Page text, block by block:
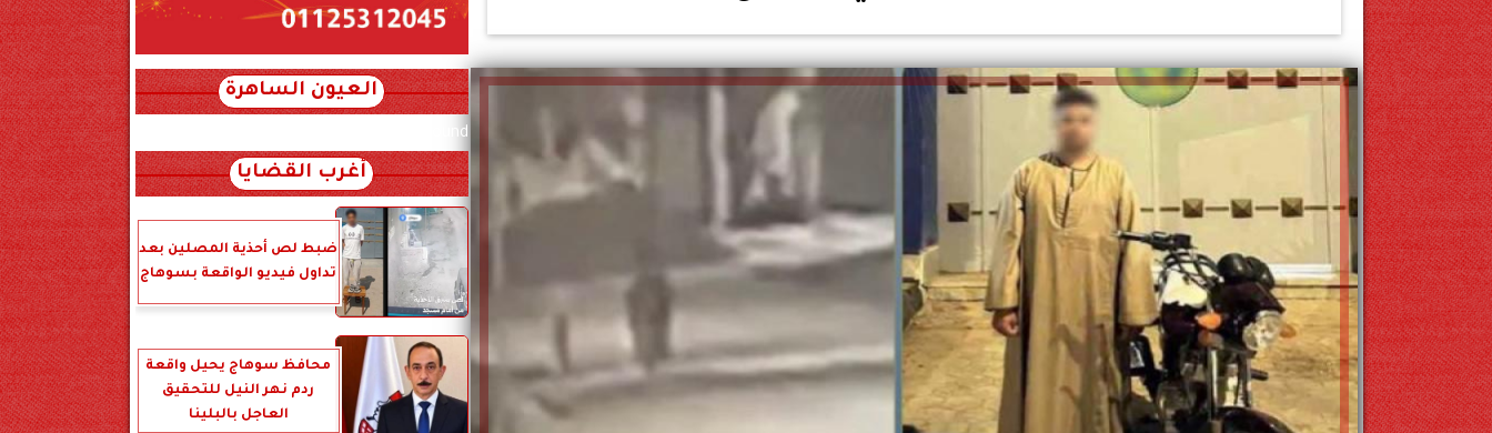
العيون الساهرة
xml_json/rss/~12.xml x0n not found
أغرب القضايا
ضبط لص أحذية المصلين بعد
تداول فيديو الواقعة بسوهاج
محافظ سوهاج يحيل واقعة
ردم نهر النيل للتحقيق
العاجل بالبلينا